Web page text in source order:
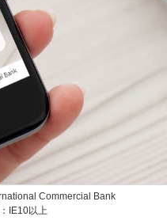
Commercial Bank
IE10以上